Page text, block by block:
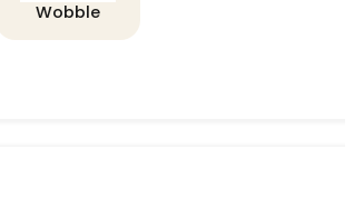
Wobble